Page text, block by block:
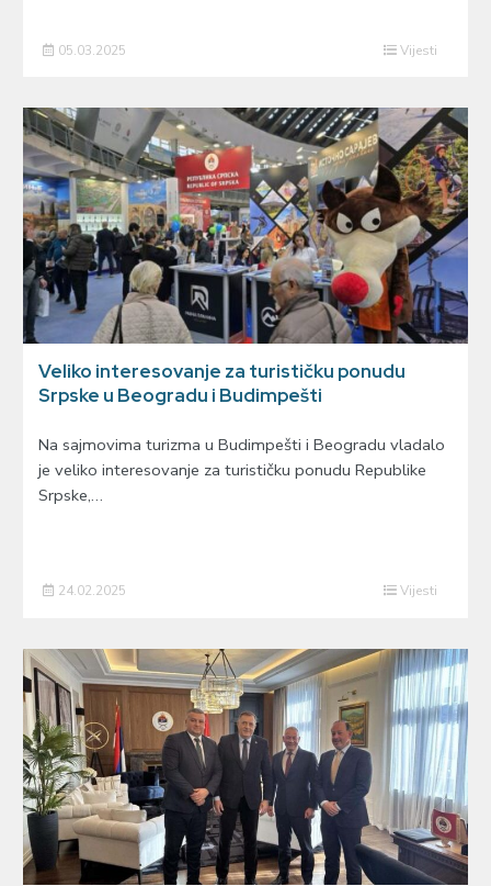
05.03.2025 Vijesti
Veliko interesovanje za turističku ponudu
Srpske u Beogradu i Budimpešti
Na sajmovima turizma u Budimpešti i Beogradu vladalo
je veliko interesovanje za turističku ponudu Republike
Srpske,…
24.02.2025 Vijesti